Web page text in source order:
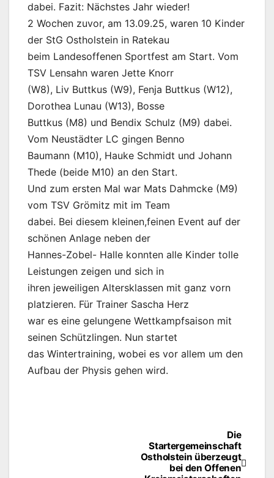
dabei. Fazit: Nächstes Jahr wieder!
2 Wochen zuvor, am 13.09.25, waren 10 Kinder
der StG Ostholstein in Ratekau
beim Landesoffenen Sportfest am Start. Vom
TSV Lensahn waren Jette Knorr
(W8), Liv Buttkus (W9), Fenja Buttkus (W12),
Dorothea Lunau (W13), Bosse
Buttkus (M8) und Bendix Schulz (M9) dabei.
Vom Neustädter LC gingen Benno
Baumann (M10), Hauke Schmidt und Johann
Thede (beide M10) an den Start.
Und zum ersten Mal war Mats Dahmcke (M9)
vom TSV Grömitz mit im Team
dabei. Bei diesem kleinen,feinen Event auf der
schönen Anlage neben der
Hannes-Zobel- Halle konnten alle Kinder tolle
Leistungen zeigen und sich in
ihren jeweiligen Altersklassen mit ganz vorn
platzieren. Für Trainer Sascha Herz
war es eine gelungene Wettkampfsaison mit
seinen Schützlingen. Nun startet
das Wintertraining, wobei es vor allem um den
Aufbau der Physis gehen wird.
Beitragsnavigation
Die
Startergemeinschaft
Ostholstein überzeugt
bei den Offenen